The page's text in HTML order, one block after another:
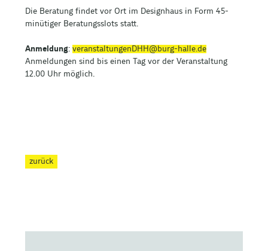
Die Beratung findet vor Ort im Designhaus in Form 45-
minütiger Beratungsslots statt.
Anmeldung: veranstaltungenDHH@burg-halle.de
Anmeldungen sind bis einen Tag vor der Veranstaltung
12.00 Uhr möglich.
zurück